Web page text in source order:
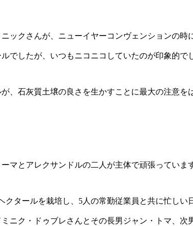
ックさんが、ニューイヤーコンヴェンションの
でしたが、いつもニコニコしていたのが印象的で
、石灰質土壌の良さを生かすことに最大の注意
マとアレクサンドルの二人が主体で頑張っていま
クタールを栽培し、5人の常勤従業員と共に忙しい
ニク・ドゥブレさんとその長男ジャン・トマ、